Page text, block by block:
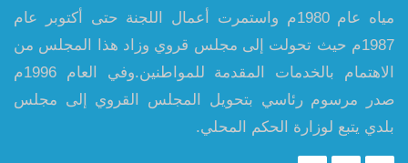
مياه عام 1980م واستمرت أعمال اللجنة حتى أكتوبر عام
1987م حيث تحولت إلى مجلس قروي وزاد هذا المجلس من
الاهتمام بالخدمات المقدمة للمواطنين.وفي العام 1996م
صدر مرسوم رئاسي بتحويل المجلس القروي إلى مجلس
بلدي يتبع لوزارة الحكم المحلي.